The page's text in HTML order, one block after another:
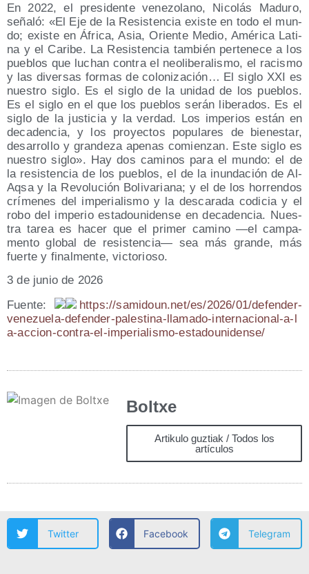
En 2022, el pre­si­den­te vene­zo­lano, Nico­lás Madu­ro,
seña­ló: «El Eje de la Resis­ten­cia exis­te en todo el mun­
do; exis­te en Áfri­ca, Asia, Orien­te Medio, Amé­ri­ca Lati­
na y el Cari­be. La Resis­ten­cia tam­bién per­te­ne­ce a los
pue­blos que luchan con­tra el neo­li­be­ra­lis­mo, el racis­mo
y las diver­sas for­mas de colo­ni­za­ción… El siglo XXI es
nues­tro siglo. Es el siglo de la uni­dad de los pue­blos.
Es el siglo en el que los pue­blos serán libe­ra­dos. Es el
siglo de la jus­ti­cia y la ver­dad. Los impe­rios están en
deca­den­cia, y los pro­yec­tos popu­la­res de bien­es­tar,
desa­rro­llo y gran­de­za ape­nas comien­zan. Este siglo es
nues­tro siglo». Hay dos cami­nos para el mun­do: el de
la resis­ten­cia de los pue­blos, el de la inun­da­ción de Al-
Aqsa y la Revo­lu­ción Boli­va­ria­na; y el de los horren­dos
crí­me­nes del impe­ria­lis­mo y la des­ca­ra­da codi­cia y el
robo del impe­rio esta­dou­ni­den­se en deca­den­cia. Nues­
tra tarea es hacer que el pri­mer camino —el cam­pa­
men­to glo­bal de resis­ten­cia— sea más gran­de, más
fuer­te y final­men­te, victorioso.
3 de junio de 2026
Fuen­te:
https://​sami​doun​.net/​e​s​/​2​0​2​6​/​0​1​/​d​e​f​e​n​d​e​r​-​
v​e​n​e​z​u​e​l​a​-​d​e​f​e​n​d​e​r​-​p​a​l​e​s​t​i​n​a​-​l​l​a​m​a​d​o​-​i​n​t​e​r​n​a​c​i​o​n​a​l​-​a​-​l​
a​-​a​c​c​i​o​n​-​c​o​n​t​r​a​-​e​l​-​i​m​p​e​r​i​a​l​i​s​m​o​-​e​s​t​a​d​o​u​n​i​d​e​n​se/
Boltxe
Artikulo guztiak / Todos los
artículos
Twitter Facebook Telegram